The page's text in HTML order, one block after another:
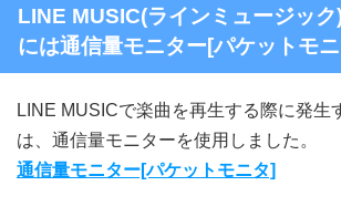
LINE MUSIC(ラインミュージッ
には通信量モニター[パケットモ
LINE MUSICで楽曲を再生する際に発生
は、通信量モニターを使用しました。
通信量モニター[パケットモニタ]